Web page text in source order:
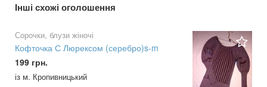
Інші схожі оголошення
Сорочки, блузи жіночі
Кофточка С Люрексом (серебро)s-m
199 грн.
із м. Кропивницький